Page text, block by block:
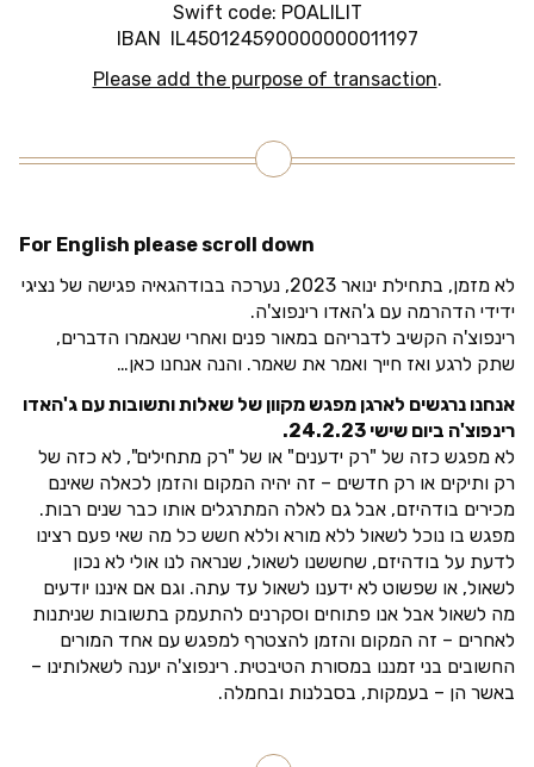
Swift code: POALILIT
IBAN IL450124590000000011197
Please add the purpose of transaction.
For English please scroll down
לא מזמן, בתחילת ינואר 2023, נערכה בבודהגאיה פגישה של נציגי
ידידי הדהרמה עם ג'האדו רינפוצ'ה.
רינפוצ'ה הקשיב לדבריהם במאור פנים ואחרי שנאמרו הדברים,
שתק לרגע ואז חייך ואמר את שאמר. והנה אנחנו כאן…
אנחנו נרגשים לארגן מפגש מקוון של שאלות ותשובות עם ג'האדו
רינפוצ'ה ביום שישי 24.2.23.
לא מפגש כזה של "רק ידענים" או של "רק מתחילים", לא כזה של
רק ותיקים או רק חדשים – זה יהיה המקום והזמן לכאלה שאינם
מכירים בודהיזם, אבל גם לאלה המתרגלים אותו כבר שנים רבות.
מפגש בו נוכל לשאול ללא מורא וללא חשש כל מה שאי פעם רצינו
לדעת על בודהיזם, שחששנו לשאול, שנראה לנו אולי לא נכון
לשאול, או שפשוט לא ידענו לשאול עד עתה. וגם אם איננו יודעים
מה לשאול אבל אנו פתוחים וסקרנים להתעמק בתשובות שניתנות
לאחרים – זה המקום והזמן להצטרף למפגש עם אחד המורים
החשובים בני זמננו במסורת הטיבטית. רינפוצ'ה יענה לשאלותינו –
באשר הן – בעמקות, בסבלנות ובחמלה.